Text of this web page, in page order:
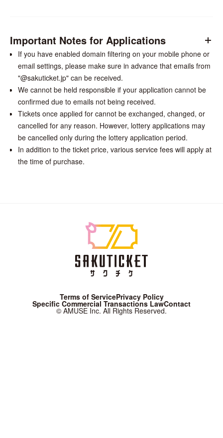
Important Notes for Applications
If you have enabled domain filtering on your mobile phone or
email settings, please make sure in advance that emails from
"@sakuticket.jp" can be received.
We cannot be held responsible if your application cannot be
confirmed due to emails not being received.
Tickets once applied for cannot be exchanged, changed, or
cancelled for any reason. However, lottery applications may
be cancelled only during the lottery application period.
In addition to the ticket price, various service fees will apply at
the time of purchase.
Terms of ServicePrivacy Policy
Specific Commercial Transactions LawContact
© AMUSE Inc. All Rights Reserved.